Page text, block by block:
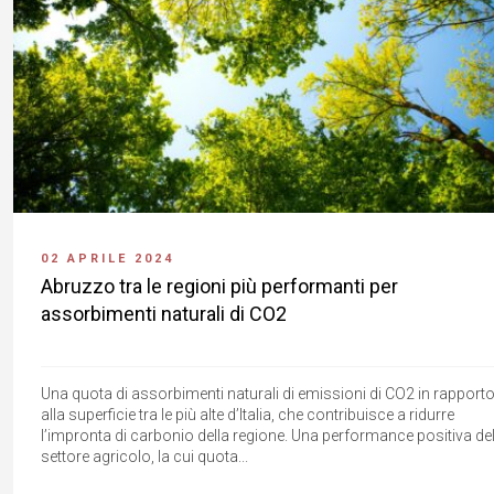
02 APRILE 2024
Abruzzo tra le regioni più performanti per
assorbimenti naturali di CO2
Una quota di assorbimenti naturali di emissioni di CO2 in rapporto
alla superficie tra le più alte d’Italia, che contribuisce a ridurre
l’impronta di carbonio della regione. Una performance positiva del
settore agricolo, la cui quota...